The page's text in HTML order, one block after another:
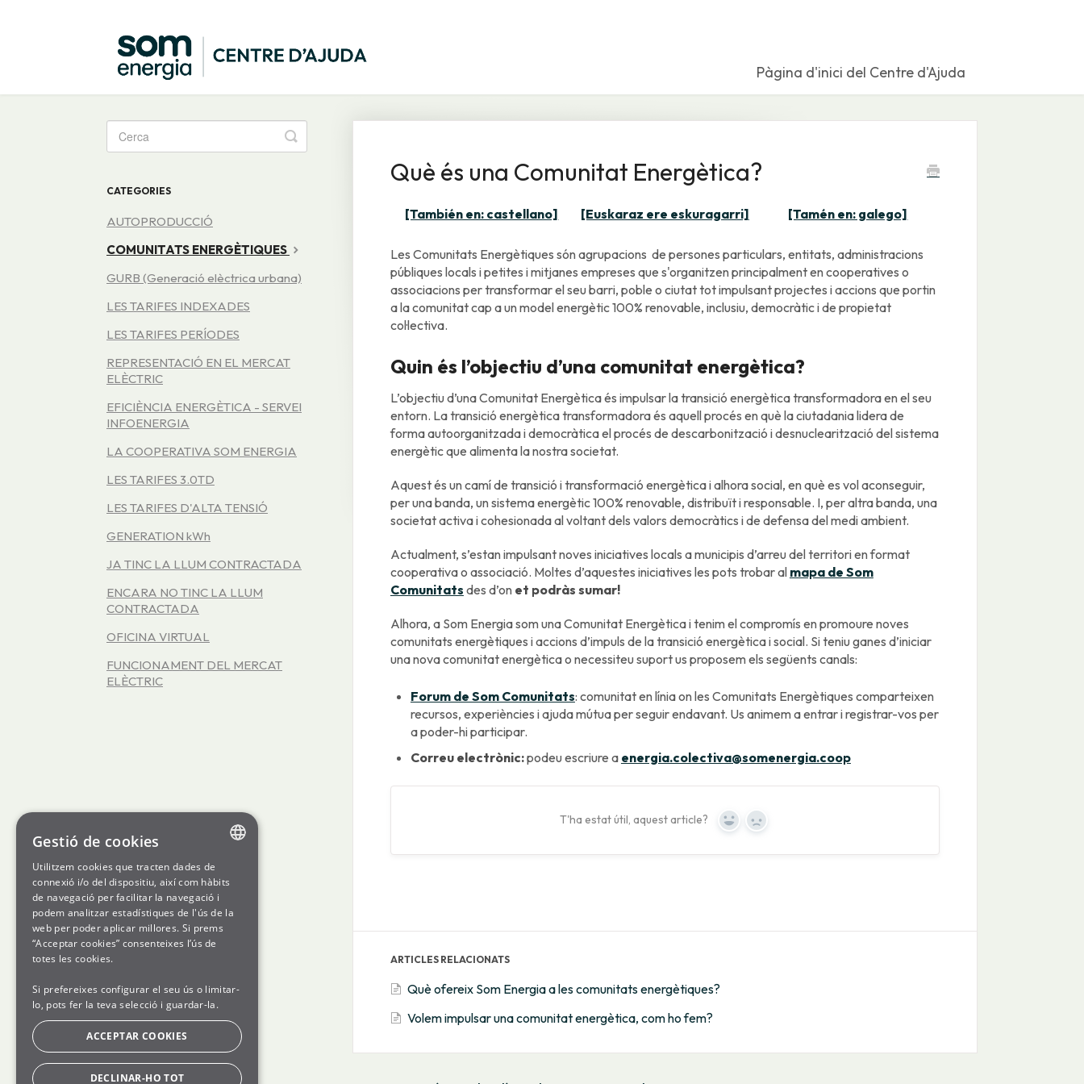
Pàgina d'inici del Centre d'Ajuda
Què és una Comunitat Energètica?
[También en: castellano] [Euskaraz ere eskuragarri] [Tamén en: galego]
Les Comunitats Energètiques són agrupacions de persones particulars, entitats, administracions
públiques locals i petites i mitjanes empreses que s'organitzen principalment en cooperatives o
associacions per transformar el seu barri, poble o ciutat tot impulsant projectes i accions que portin
a la comunitat cap a un model energètic 100% renovable, inclusiu, democràtic i de propietat
col·lectiva.
Quin és l’objectiu d’una comunitat energètica?
L’objectiu d’una Comunitat Energètica és impulsar la transició energètica transformadora en el seu
entorn. La transició energètica transformadora és aquell procés en què la ciutadania lidera de
forma autoorganitzada i democràtica el procés de descarbonització i desnuclearització del sistema
energètic que alimenta la nostra societat.
Aquest és un camí de transició i transformació energètica i alhora social, en què es vol aconseguir,
per una banda, un sistema energètic 100% renovable, distribuït i responsable. I, per altra banda, una
societat activa i cohesionada al voltant dels valors democràtics i de defensa del medi ambient.
Actualment, s’estan impulsant noves iniciatives locals a municipis d’arreu del territori en format
cooperativa o associació. Moltes d’aquestes iniciatives les pots trobar al mapa de Som
Comunitats des d’on et podràs sumar!
Alhora, a Som Energia som una Comunitat Energètica i tenim el compromís en promoure noves
comunitats energètiques i accions d’impuls de la transició energètica i social. Si teniu ganes d’iniciar
una nova comunitat energètica o necessiteu suport us proposem els següents canals:
Forum de Som Comunitats: comunitat en línia on les Comunitats Energètiques comparteixen
recursos, experiències i ajuda mútua per seguir endavant. Us animem a entrar i registrar-vos per
a poder-hi participar.
Correu electrònic:podeu escriure a energia.colectiva@somenergia.coop
T'ha estat útil, aquest article? Yes No
ARTICLES RELACIONATS
Què ofereix Som Energia a les comunitats energètiques?
Volem impulsar una comunitat energètica, com ho fem?
Toggle
Search
CATEGORIES
AUTOPRODUCCIÓ
COMUNITATS ENERGÈTIQUES
GURB (Generació elèctrica urbana)
LES TARIFES INDEXADES
LES TARIFES PERÍODES
REPRESENTACIÓ EN EL MERCAT
ELÈCTRIC
EFICIÈNCIA ENERGÈTICA - SERVEI
INFOENERGIA
LA COOPERATIVA SOM ENERGIA
LES TARIFES 3.0TD
LES TARIFES D'ALTA TENSIÓ
GENERATION kWh
JA TINC LA LLUM CONTRACTADA
ENCARA NO TINC LA LLUM
CONTRACTADA
OFICINA VIRTUAL
FUNCIONAMENT DEL MERCAT
ELÈCTRIC
ENGLISH
SPANISH
GL
Gestió de cookies
Utilitzem cookies que tracten dades de
connexió i/o del dispositiu, així com hàbits
de navegació per facilitar la navegació i
podem analitzar estadístiques de l'ús de la
web per poder aplicar millores. Si prems
“Acceptar cookies” consenteixes l’ús de
totes les cookies.
Si prefereixes configurar el seu ús o limitar-
lo, pots fer la teva selecció i guardar-la.
ACCEPTAR COOKIES
DECLINAR-HO TOT